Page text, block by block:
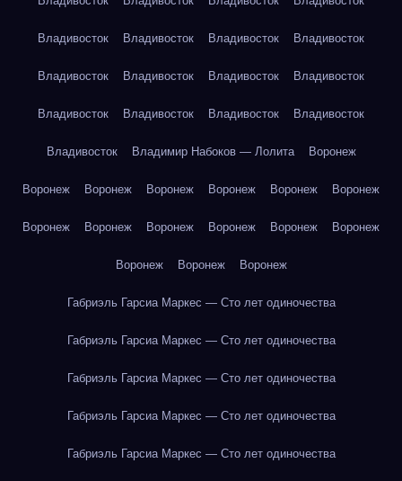
Владивосток Владивосток Владивосток Владивосток
Владивосток Владивосток Владивосток Владивосток
Владивосток Владивосток Владивосток Владивосток
Владивосток Владимир Набоков — Лолита Воронеж
Воронеж Воронеж Воронеж Воронеж Воронеж Воронеж
Воронеж Воронеж Воронеж Воронеж Воронеж Воронеж
Воронеж Воронеж Воронеж
Габриэль Гарсиа Маркес — Сто лет одиночества
Габриэль Гарсиа Маркес — Сто лет одиночества
Габриэль Гарсиа Маркес — Сто лет одиночества
Габриэль Гарсиа Маркес — Сто лет одиночества
Габриэль Гарсиа Маркес — Сто лет одиночества